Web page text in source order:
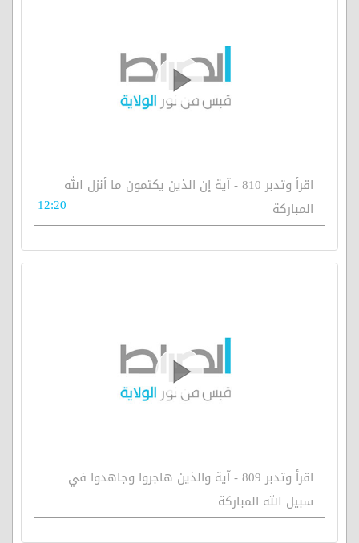
اقرأ وتدبر 810 - آية إن الذين يكتمون ما أنزل الله
المباركة
12:20
اقرأ وتدبر 809 - آية والذين هاجروا وجاهدوا في
سبيل الله المباركة